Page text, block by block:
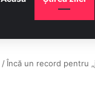
/Încă un record pentru